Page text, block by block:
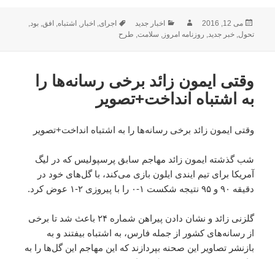
ارسال
شده
می 12, 2016 نویسندهدسته‌ها
اخبار جدید برچسب‌ها
اجرای, اخبار, اشتباه, افق,بود,
تحول,خبر جدید, روزنامه امروز, سلامت, طرح
وقتی ایمون زائد برخی رسانه‌ها را
به اشتباه انداخت+تصویر
وقتی ایمون زائد برخی رسانه‌ها را به اشتباه انداخت+تصویر
شب گذشته ایمون زائد مهاجم سابق پرسپولیس که در لیگ
آمریکا برای تیم ایندی ایلون بازی می‌کند، با گل‌های خود در
دقیقه ۹۰ و ۹۵ نتیجه شکست ۱-۰ را با پیروزی ۲-۱ عوض کرد.
گلزنی زائد و نشان دادن پیراهن شماره ۲۴ باعث شد تا برخی
از رسانه‌های کشور از جمله فارس، به اشتباه بیفتند و به
بازنشر تصاویر این صحنه بپردازند که این مهاجم این گل‌ها را به